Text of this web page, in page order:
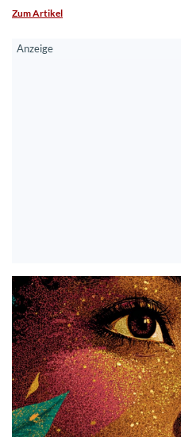
Zum Artikel